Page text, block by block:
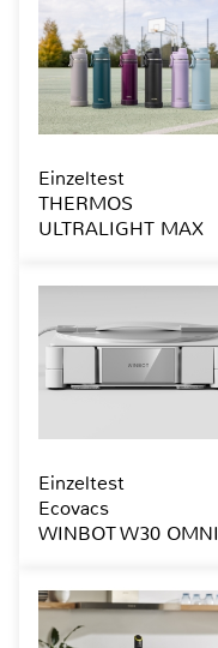
Einzeltest
THERMOS
ULTRALIGHT MAX
Einzeltest
Ecovacs
WINBOT W30 OMNI